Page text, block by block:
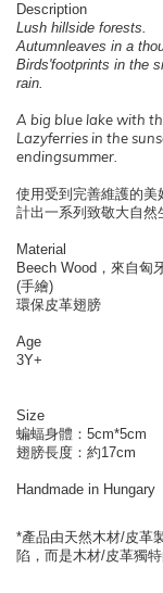
Description
Lush hillside forests.
Autumnleaves in a
Birds'footprints in the
rain.
A big blue lake with
Lazyferries in the
endingsummer.
使用受到完善維護的
計出一系列致敬大自然
Material
Beech Wood，來自匈
(手繪)
環保皮革翅膀
Age
3Y+
Size
蝙蝠身體：5cm*5cm
翅膀長度：約17cm
Handmade in Hungary
*產品由天然木材/皮革
陷，而是木材/皮革獨